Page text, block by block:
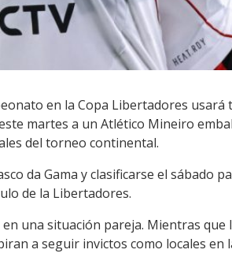
en la Copa Libertadores usará
martes a un Atlético Mineiro
del torneo continental.
da Gama y clasificarse el sábado
de la Libertadores.
una situación pareja. Mientras
a seguir invictos como locales